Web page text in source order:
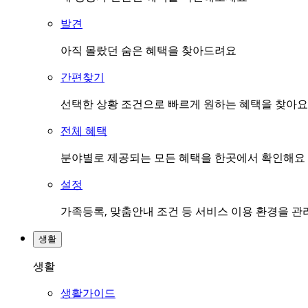
발견
아직 몰랐던 숨은 혜택을 찾아드려요
간편찾기
선택한 상황 조건으로 빠르게 원하는 혜택을 찾아요
전체 혜택
분야별로 제공되는 모든 혜택을 한곳에서 확인해요
설정
가족등록, 맞춤안내 조건 등 서비스 이용 환경을 관
생활
생활
생활가이드